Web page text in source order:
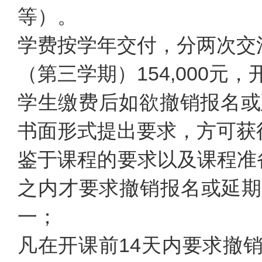
等）。
学费按学年交付，分两次
（第三学期）154,000元
学生缴费后如欲撤销报名
书面形式提出要求，方可
鉴于课程的要求以及课程
之内才要求撤销报名或延
一；
凡在开课前14天内要求撤